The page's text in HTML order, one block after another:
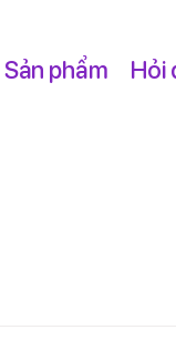
Sản phẩm Hỏi